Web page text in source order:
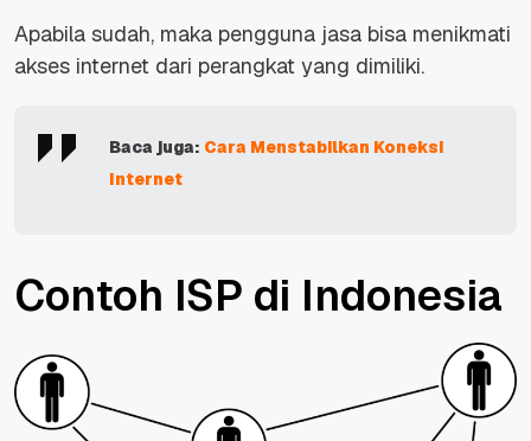
Apabila sudah, maka pengguna jasa bisa menikmati
akses internet dari perangkat yang dimiliki.
Baca juga: Cara Menstabilkan Koneksi
Internet
Contoh ISP di Indonesia